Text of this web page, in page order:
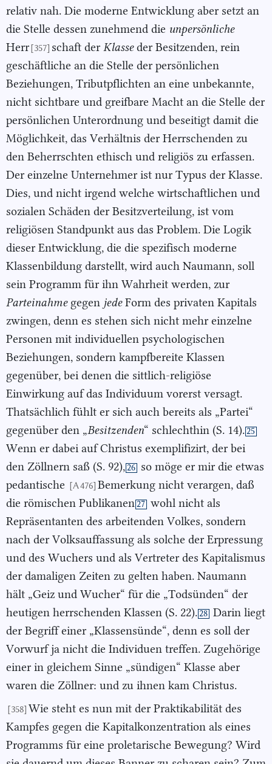
relativ nah. Die moderne Entwicklung aber setzt an
die Stelle dessen zunehmend die unpersönliche
Herr[357] schaft der Klasseder Besitzenden, rein
geschäftliche an die Stelle der persönlichen
Beziehungen, Tributpflichten an eine unbekannte,
nicht sichtbare und greifbare Macht an die Stelle der
persönlichen Unterordnung und beseitigt damit die
Möglichkeit, das Verhältnis der Herrschenden zu
den Beherrschten ethisch und religiös zu erfassen.
Der einzelne Unternehmer ist nur Typus der Klasse.
Dies, und nicht irgend welche wirtschaftlichen und
sozialen Schäden der Besitzverteilung, ist vom
religiösen Standpunkt aus das Problem. Die Logik
dieser Entwicklung, die die spezifisch moderne
Klassenbildung darstellt, wird auch Naumann, soll
sein Programm für ihn Wahrheit werden, zur
Parteinahmegegen jedeForm des privaten Kapitals
zwingen, denn es stehen sich nicht mehr einzelne
Personen mit individuellen psychologischen
Beziehungen, sondern kampfbereite Klassen
gegenüber, bei denen die sittlich-religiöse
Einwirkung auf das Individuum vorerst versagt.
Thatsächlich fühlt er sich auch bereits als „Partei“
gegenüber den „Besitzenden“ schlechthin (S. 14).25
Wenn er dabei auf Christus exemplifizirt, der bei
den Zöllnern saß (S. 92),26 so möge er mir die etwas
pedantische [A 476] Bemerkung nicht verargen, daß
die römischen Publikanen27 wohl nicht als
Repräsentanten des arbeitenden Volkes, sondern
nach der Volksauffassung als solche der Erpressung
und des Wuchers und als Vertreter des Kapitalismus
der damaligen Zeiten zu gelten haben. Naumann
hält „Geiz und Wucher“ für die „Todsünden“ der
heutigen herrschenden Klassen (S. 22).28 Darin liegt
der Begriff einer „Klassensünde“, denn es soll der
Vorwurf ja nicht die Individuen treffen. Zugehörige
einer in gleichem Sinne „sündigen“ Klasse aber
waren die Zöllner: und zu ihnen kam Christus.
[358] Wie steht es nun mit der Praktikabilität des
Kampfes gegen die Kapitalkonzentration als eines
Programms für eine proletarische Bewegung? Wird